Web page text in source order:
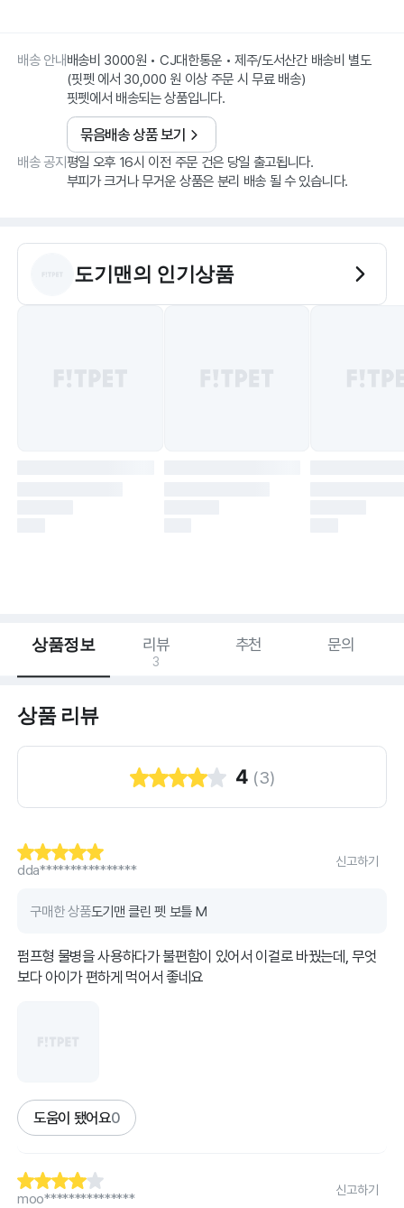
배송 안내배송비 3000원 • CJ대한통운 • 제주/도서산간 배송비 별도
(핏펫 에서 30,000 원 이상 주문 시 무료 배송)
핏펫에서 배송되는 상품입니다.
묶음배송 상품 보기
배송 공지평일 오후 16시 이전 주문 건은 당일 출고됩니다.
부피가 크거나 무거운 상품은 분리 배송 될 수 있습니다.
도기맨의 인기상품
상품정보 리뷰
3
추천 문의
상품 리뷰
4 (3)
dda****************
신고하기
구매한 상품도기맨 클린 펫 보틀 M
펌프형 물병을 사용하다가 불편함이 있어서 이걸로 바꿨는데, 무엇
보다 아이가 편하게 먹어서 좋네요
도움이 됐어요0
moo***************
신고하기